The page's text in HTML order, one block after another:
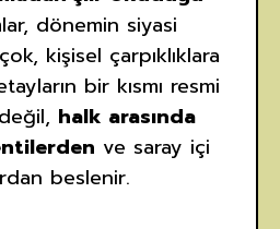
dönemin siyasi
kişisel çarpıklıklara
bir kısmı resmi
halk arasında
ve saray içi
beslenir.